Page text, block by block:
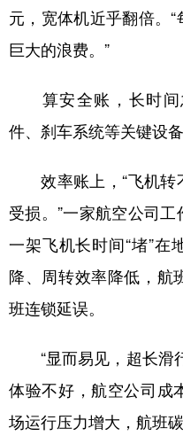
元，宽体机近乎翻倍。
巨大的浪费。”
算安全账，长时间
件、刹车系统等关键设
效率账上，“飞机转
受损。”一家航空公司
一架飞机长时间“堵”在
降、周转效率降低，航
班连锁延误。
“显而易见，超长滑
体验不好，航空公司成
场运行压力增大，航班